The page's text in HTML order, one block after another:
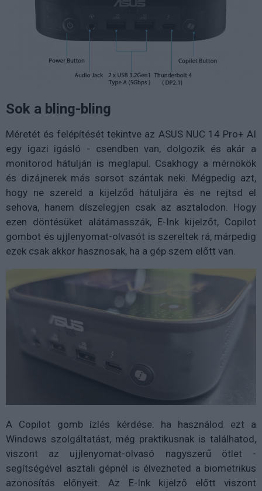
Sok a bling-bling
Méretét és felépítését tekintve az ASUS NUC 14 Pro+ AI
egy igazi igásló - csendben van, dolgozik és akár a
monitorod hátulján is meglapul. Csakhogy a mérnökök
és dizájnerek más sorsot szántak neki. Mégpedig azt,
hogy ne szereld a kijelződ hátuljára és ne rejtsd el
sehova, hanem díszelegjen csak az asztalodon. Hogy
ezen döntésüket alátámasszák, E-Ink kijelzőt, Copilot
gombot és ujjlenyomat-olvasót is szereltek rá, márpedig
ezek csak akkor hasznosak, ha a gép szem előtt van.
A Copilot gomb ízlés kérdése: ha használod ezt a
Windows szolgáltatást, még praktikusnak is találhatod,
viszont az ujjlenyomat-olvasó nagyszerű ötlet -
segítségével asztali gépnél is élvezheted a biometrikus
azonosítás előnyeit. Az E-Ink kijelző előtt viszont